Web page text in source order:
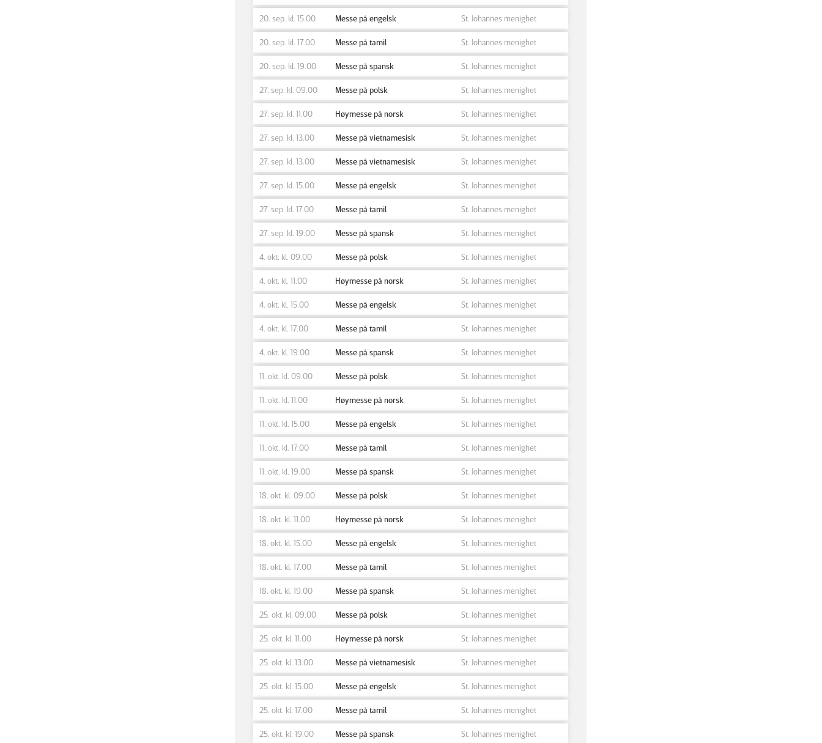
20. sep. kl. 15.00 Messe på engelsk St. Johannes menighet
20. sep. kl. 17.00 Messe på tamil St. Johannes menighet
20. sep. kl. 19.00 Messe på spansk St. Johannes menighet
27. sep. kl. 09.00 Messe på polsk St. Johannes menighet
27. sep. kl. 11.00 Høymesse på norsk St. Johannes menighet
27. sep. kl. 13.00 Messe på vietnamesisk St. Johannes menighet
27. sep. kl. 13.00 Messe på vietnamesisk St. Johannes menighet
27. sep. kl. 15.00 Messe på engelsk St. Johannes menighet
27. sep. kl. 17.00 Messe på tamil St. Johannes menighet
27. sep. kl. 19.00 Messe på spansk St. Johannes menighet
4. okt. kl. 09.00 Messe på polsk St. Johannes menighet
4. okt. kl. 11.00 Høymesse på norsk St. Johannes menighet
4. okt. kl. 15.00 Messe på engelsk St. Johannes menighet
4. okt. kl. 17.00 Messe på tamil St. Johannes menighet
4. okt. kl. 19.00 Messe på spansk St. Johannes menighet
11. okt. kl. 09.00 Messe på polsk St. Johannes menighet
11. okt. kl. 11.00 Høymesse på norsk St. Johannes menighet
11. okt. kl. 15.00 Messe på engelsk St. Johannes menighet
11. okt. kl. 17.00 Messe på tamil St. Johannes menighet
11. okt. kl. 19.00 Messe på spansk St. Johannes menighet
18. okt. kl. 09.00 Messe på polsk St. Johannes menighet
18. okt. kl. 11.00 Høymesse på norsk St. Johannes menighet
18. okt. kl. 15.00 Messe på engelsk St. Johannes menighet
18. okt. kl. 17.00 Messe på tamil St. Johannes menighet
18. okt. kl. 19.00 Messe på spansk St. Johannes menighet
25. okt. kl. 09.00 Messe på polsk St. Johannes menighet
25. okt. kl. 11.00 Høymesse på norsk St. Johannes menighet
25. okt. kl. 13.00 Messe på vietnamesisk St. Johannes menighet
25. okt. kl. 15.00 Messe på engelsk St. Johannes menighet
25. okt. kl. 17.00 Messe på tamil St. Johannes menighet
25. okt. kl. 19.00 Messe på spansk St. Johannes menighet